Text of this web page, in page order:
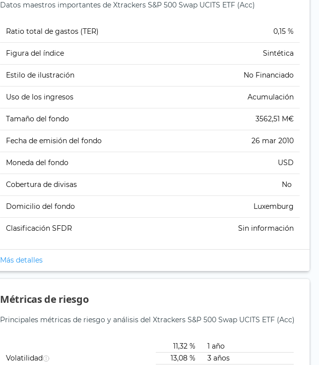
Datos maestros importantes de Xtrackers S&P 500 Swap UCITS ETF (Acc)
Ratio total de gastos (TER) 0,15 %
Figura del índice Sintética
Estilo de ilustración No Financiado
Uso de los ingresos Acumulación
Tamaño del fondo 3562,51 M€
Fecha de emisión del fondo 26 mar 2010
Moneda del fondo USD
Cobertura de divisas No
Domicilio del fondo Luxemburg
Clasificación SFDR Sin información
Más detalles
Métricas de riesgo
Principales métricas de riesgo y análisis del Xtrackers S&P 500 Swap UCITS ETF (Acc)
Volatilidad
11,32 %
1 año
13,08 %
3 años